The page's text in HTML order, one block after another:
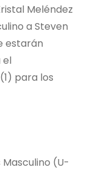
Meléndez
a Steven
estarán
el
para los
(U-